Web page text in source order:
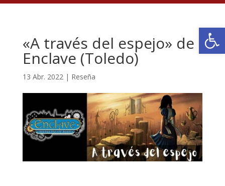
«A través del espejo» de
Enclave (Toledo)
13 Abr. 2022| Reseña